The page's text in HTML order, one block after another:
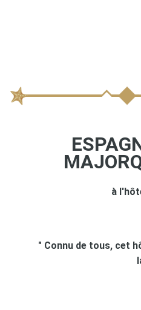
à
" Connu de tous, cet